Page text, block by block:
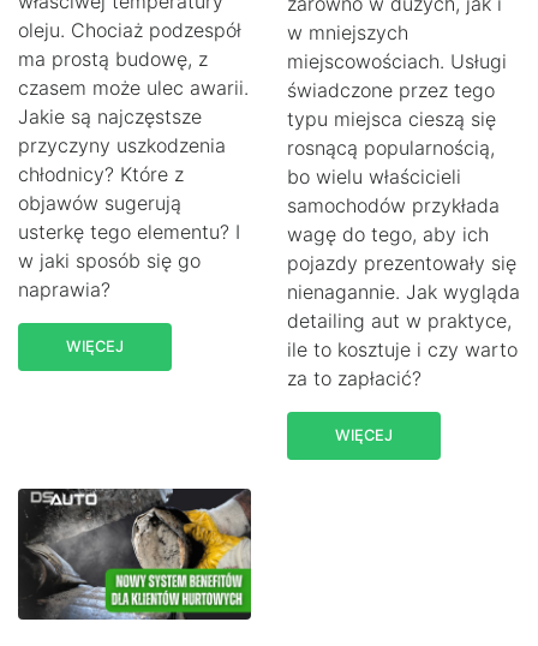
oleju. Chociaż podzespół
ma prostą budowę, z
czasem może ulec awarii.
Jakie są najczęstsze
przyczyny uszkodzenia
chłodnicy? Które z
objawów sugerują
usterkę tego elementu? I
w jaki sposób się go
naprawia?
WIĘCEJ
w mniejszych
miejscowościach. Usługi
świadczone przez tego
typu miejsca cieszą się
rosnącą popularnością,
bo wielu właścicieli
samochodów przykłada
wagę do tego, aby ich
pojazdy prezentowały się
nienagannie. Jak wygląda
detailing aut w praktyce,
ile to kosztuje i czy warto
za to zapłacić?
WIĘCEJ